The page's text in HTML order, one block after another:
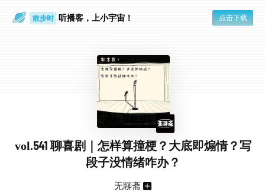
散步时 听播客，上小宇宙！ 点击下载
vol.541 聊喜剧｜怎样算撞梗？大底即煽情？写
段子没情绪咋办？￼
无聊斋